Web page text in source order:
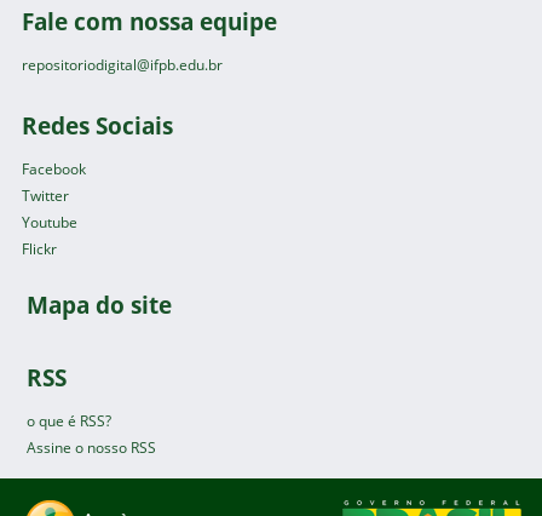
Fale com nossa equipe
repositoriodigital@ifpb.edu.br
Redes Sociais
Facebook
Twitter
Youtube
Flickr
Mapa do site
RSS
o que é RSS?
Assine o nosso RSS